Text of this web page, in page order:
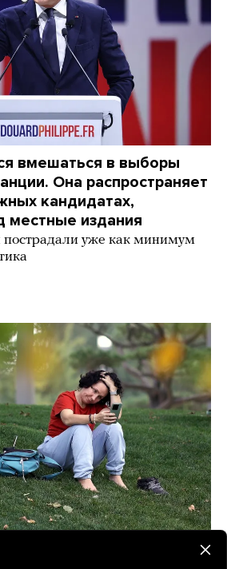
вмешаться в выборы
Она распространяет
кандидатах,
местные издания
уже как минимум
в России все чаще